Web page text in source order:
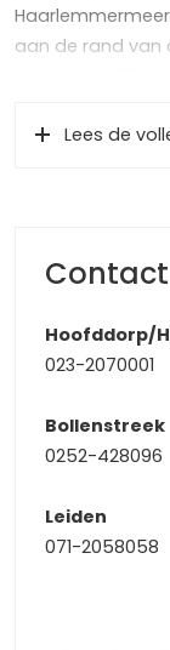
aan de rand van
Ringvaart in
Ook is er een
en Haarlem
Parkeren en
In de straat is
voorzijde een
hierdoor kunt u
Begane grond
Lees de
Contact
Hoofddorp/
023-2070001
Bollenstreek
0252-428096
Leiden
071-2058058